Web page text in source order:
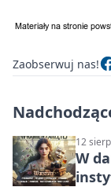
Zaobserwuj nas!
12
W